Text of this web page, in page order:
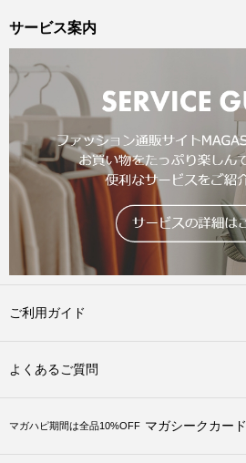
サービス案内
ご利用ガイド
よくあるご質問
マガハピ期間は全品10%OFF マガシークカード